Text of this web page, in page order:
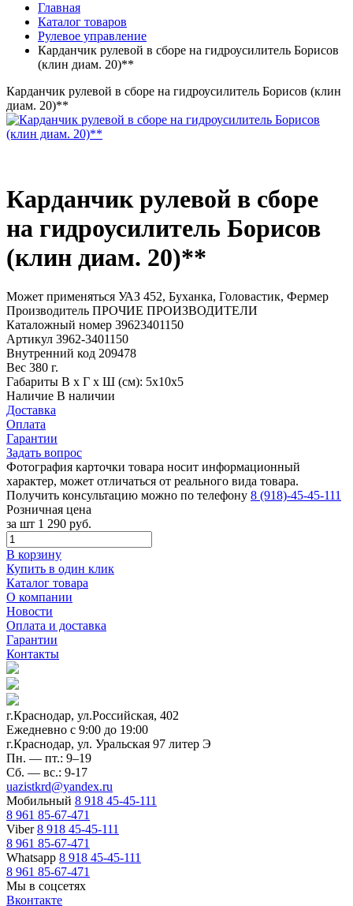
Главная
Каталог товаров
Рулевое управление
Карданчик рулевой в сборе на гидроусилитель Борисов
(клин диам. 20)**
Карданчик рулевой в сборе на гидроусилитель Борисов (клин
диам. 20)**
Карданчик рулевой в сборе
на гидроусилитель Борисов
(клин диам. 20)**
Может применяться УАЗ 452, Буханка, Головастик, Фермер
Производитель ПРОЧИЕ ПРОИЗВОДИТЕЛИ
Каталожный номер 39623401150
Артикул 3962-3401150
Внутренний код 209478
Вес 380 г.
Габариты В х Г х Ш (см): 5х10х5
Наличие В наличии
Доставка
Оплата
Гарантии
Задать вопрос
Фотография карточки товара носит информационный
характер, может отличаться от реального вида товара.
Получить консультацию можно по телефону 8 (918)-45-45-111
Розничная цена
за шт 1 290 руб.
В корзину
Купить в один клик
Каталог товара
О компании
Новости
Оплата и доставка
Гарантии
Контакты
г.Краснодар, ул.Российская, 402
Ежедневно c 9:00 до 19:00
г.Краснодар, ул. Уральская 97 литер Э
Пн. — пт.: 9–19
Сб. — вс.: 9-17
uazistkrd@yandex.ru
Мобильный 8 918 45-45-111
8 961 85-67-471
Viber8 918 45-45-111
8 961 85-67-471
Whatsapp 8 918 45-45-111
8 961 85-67-471
Мы в соцсетях
Вконтакте